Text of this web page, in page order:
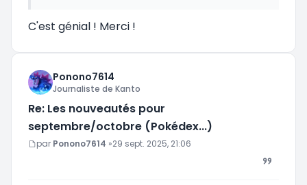
C'est génial ! Merci !
Ponono7614
Journaliste de Kanto
Re: Les nouveautés pour
septembre/octobre (Pokédex...)
Message
par Ponono7614 »29 sept. 2025, 21:06